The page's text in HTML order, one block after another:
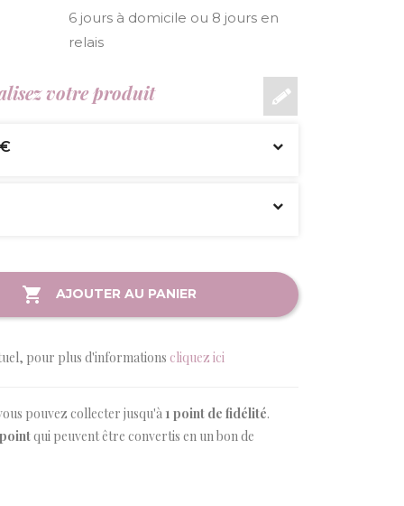
6 jours à domicile ou 8 jours en
relais
votre produit
AJOUTER AU PANIER
pour plus d'informations cliquez ici
pouvez collecter jusqu'à 1 point de fidélité.
pointqui peuvent être convertis en un bon de